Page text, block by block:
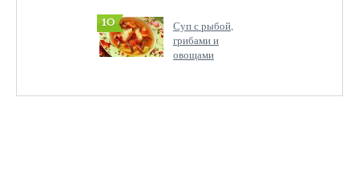
10
Суп с рыбой,
грибами и
овощами